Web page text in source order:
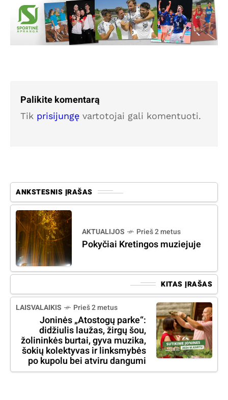
Palikite komentarą
Tik prisijungę vartotojai gali komentuoti.
ANKSTESNIS ĮRAŠAS
AKTUALIJOS Prieš 2 metus
Pokyčiai Kretingos muziejuje
KITAS ĮRAŠAS
LAISVALAIKIS Prieš 2 metus
Joninės „Atostogų parke“:
didžiulis laužas, žirgų šou,
žolininkės burtai, gyva muzika,
šokių kolektyvas ir linksmybės
po kupolu bei atviru dangumi